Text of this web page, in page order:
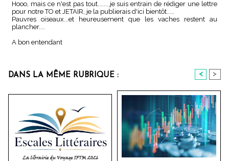
Hooo, mais ce n'est pas tout........je suis entrain de rédiger une lettre
pour notre TO et JETAIR, je la publierais d'ici bientôt.....
Pauvres oiseaux...et heureusement que les vaches restent au
plancher....
A bon entendant
DANS LA MÊME RUBRIQUE : < >